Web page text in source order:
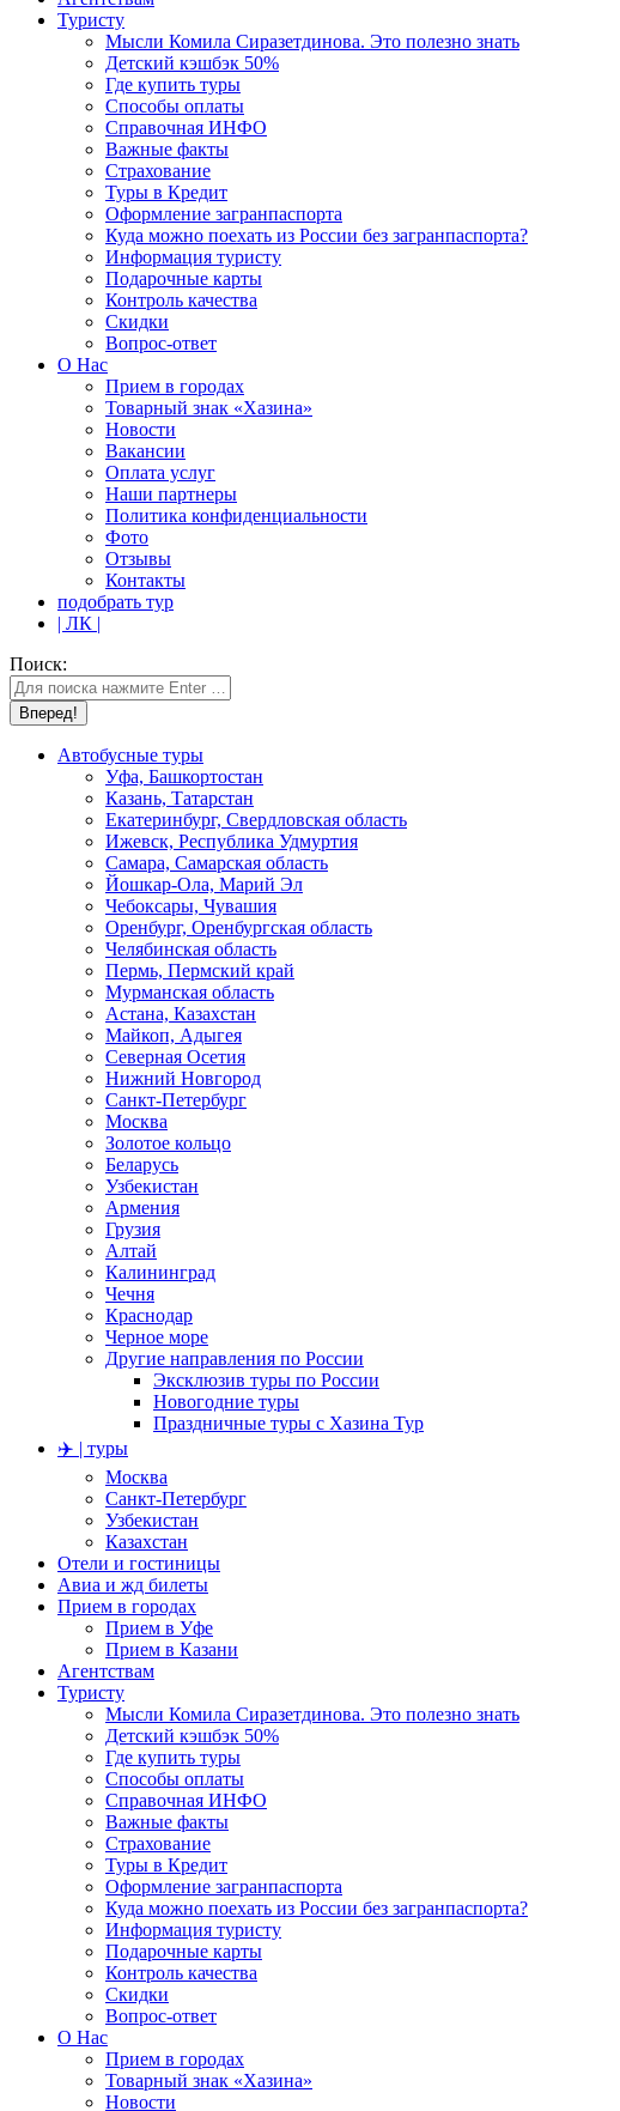
Туристу
Мысли Комила Сиразетдинова. Это полезно знать
Детский кэшбэк 50%
Где купить туры
Способы оплаты
Справочная ИНФО
Важные факты
Страхование
Туры в Кредит
Оформление загранпаспорта
Куда можно поехать из России без загранпаспорта?
Информация туристу
Подарочные карты
Контроль качества
Скидки
Вопрос-ответ
О Нас
Прием в городах
Товарный знак «Хазина»
Новости
Вакансии
Оплата услуг
Наши партнеры
Политика конфиденциальности
Фото
Отзывы
Контакты
подобрать тур
| ЛК |
Поиск:
Автобусные туры
Уфа, Башкортостан
Казань, Татарстан
Екатеринбург, Свердловская область
Ижевск, Республика Удмуртия
Самара, Самарская область
Йошкар-Ола, Марий Эл
Чебоксары, Чувашия
Оренбург, Оренбургская область
Челябинская область
Пермь, Пермский край
Мурманская область
Астана, Казахстан
Майкоп, Адыгея
Северная Осетия
Нижний Новгород
Санкт-Петербург
Москва
Золотое кольцо
Беларусь
Узбекистан
Армения
Грузия
Алтай
Калининград
Чечня
Краснодар
Черное море
Другие направления по России
Эксклюзив туры по России
Новогодние туры
Праздничные туры с Хазина Тур
✈️ | туры
Москва
Санкт-Петербург
Узбекистан
Казахстан
Отели и гостиницы
Авиа и жд билеты
Прием в городах
Прием в Уфе
Прием в Казани
Агентствам
Туристу
Мысли Комила Сиразетдинова. Это полезно знать
Детский кэшбэк 50%
Где купить туры
Способы оплаты
Справочная ИНФО
Важные факты
Страхование
Туры в Кредит
Оформление загранпаспорта
Куда можно поехать из России без загранпаспорта?
Информация туристу
Подарочные карты
Контроль качества
Скидки
Вопрос-ответ
О Нас
Прием в городах
Товарный знак «Хазина»
Новости